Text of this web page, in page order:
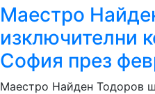
Маестро
изключителни
София през
Маестро Найден Тодоров